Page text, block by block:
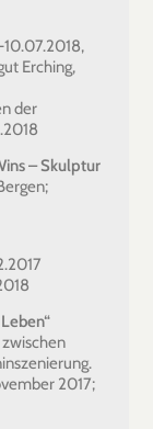
Erching,
der
– Skulptur
2017;